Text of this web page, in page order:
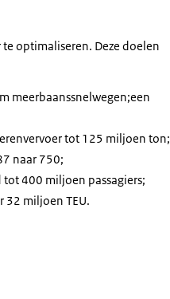
optimaliseren. Deze doelen
meerbaanssnelwegen;een
tot 125 miljoen ton;
naar 750;
400 miljoen passagiers;
32 miljoen TEU.